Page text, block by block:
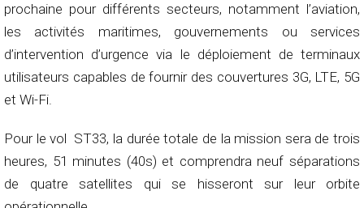
prochaine pour différents secteurs, notamment l’aviation,
les activités maritimes, gouvernements ou services
d’intervention d’urgence via le déploiement de terminaux
utilisateurs capables de fournir des couvertures 3G, LTE, 5G
et Wi-Fi.
Pour le vol ST33, la durée totale de la mission sera de trois
heures, 51 minutes (40s) et comprendra neuf séparations
de quatre satellites qui se hisseront sur leur orbite